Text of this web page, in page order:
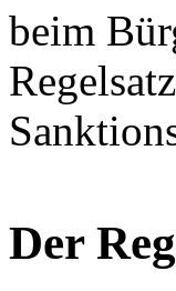
beim
Der